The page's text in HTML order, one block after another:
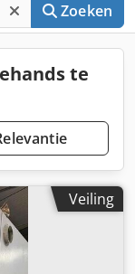
Zoeken
te
Veiling